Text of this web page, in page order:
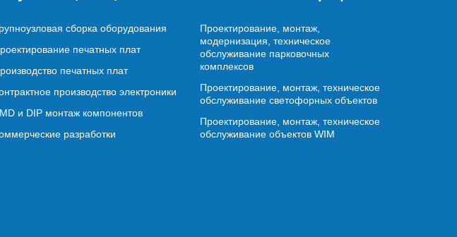
сборка оборудования
печатных плат
печатных плат
производство электроники
и DIP монтаж компонентов
разработки
Проектирование, монтаж,
модернизация, техническое
обслуживание парковочных
комплексов
Проектирование, монтаж, техническое
обслуживание светофорных объектов
Проектирование, монтаж, техническое
обслуживание объектов WIM